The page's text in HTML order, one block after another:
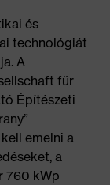
és
technológiát
A
für
Építészeti
emelni a
a
760 kWp